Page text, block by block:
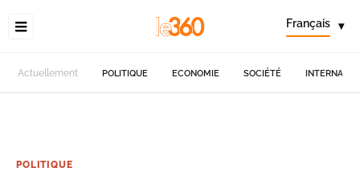
Français ▾
Actuellement POLITIQUE ECONOMIE SOCIÉTÉ
POLITIQUE